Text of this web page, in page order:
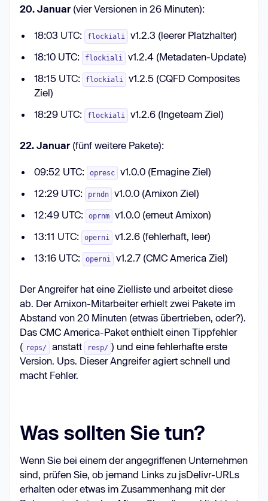
20. Januar (vier Versionen in 26 Minuten):
18:03 UTC: flockiali
v1.2.3 (leerer Platzhalter)
18:10 UTC:
flockiali
v1.2.4 (Metadaten-Update)
18:15 UTC:
flockiali
v1.2.5 (CQFD Composites
Ziel)
18:29 UTC:
flockiali v1.2.6 (Ingeteam Ziel)
22. Januar (fünf weitere Pakete):
09:52 UTC: opresc
v1.0.0 (Emagine Ziel)
12:29 UTC:
prndn
v1.0.0 (Amixon Ziel)
12:49 UTC:
oprnm
v1.0.0 (erneut Amixon)
13:11 UTC:
operni
v1.2.6 (fehlerhaft, leer)
13:16 UTC:
operni v1.2.7 (CMC America Ziel)
Der Angreifer hat eine Zielliste und arbeitet diese
ab. Der Amixon-Mitarbeiter erhielt zwei Pakete im
Abstand von 20 Minuten (etwas übertrieben, oder?).
Das CMC America-Paket enthielt einen Tippfehler
( reps/ anstatt resp/ ) und eine fehlerhafte erste
Version. Ups. Dieser Angreifer agiert schnell und
macht Fehler.
Was sollten Sie tun?
Wenn Sie bei einem der angegriffenen Unternehmen
sind, prüfen Sie, ob jemand Links zu jsDelivr-URLs
erhalten oder etwas im Zusammenhang mit der